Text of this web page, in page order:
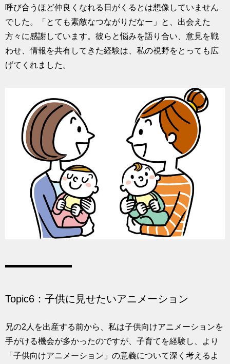
呼び合うほど仲良くなれる日がくるとは想像していません
でした。「とても素敵なつながりだなー」と、出会えた
方々に感謝しています。彼らと悩みを語り合い、意見を戦
わせ、情報を共有してきた経験は、私の視野をとっても広
げてくれました。
Topic6：子供に見せたいアニメーション
兄の2人を出産する前から、私は子供向けアニメーションを
手がける機会が多かったのですが、子育てを経験し、より
「子供向けアニメーション」の意義について深く考えるよ